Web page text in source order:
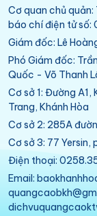
Cơ quan chủ
báo chí điện tử
Giám đốc: Lê
Phó Giám đốc:
Quốc - Võ Thanh
Cơ sở 1: Đường A1,
Trang, Khánh Hòa
Cơ sở 2: 285A
Cơ sở 3: 77 Yersin,
Điện thoại:
Email: